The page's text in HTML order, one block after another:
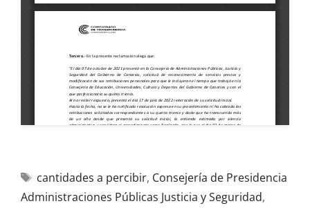
cantidades a percibir, Consejería de Presidencia
Administraciones Públicas Justicia y Seguridad,